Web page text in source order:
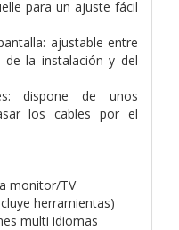
para un ajuste fácil
ajustable entre
de la instalación y del
dispone de unos
los cables por el
monitor/TV
herramientas)
multi idiomas